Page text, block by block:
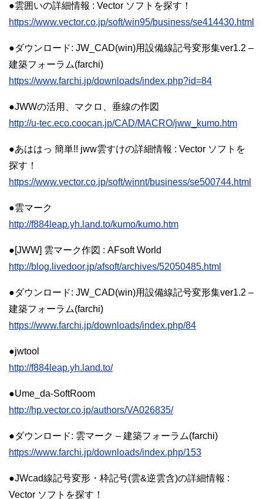
●雲囲いの詳細情報 : Vector ソフトを探す！
https://www.vector.co.jp/soft/win95/business/se414430.html
●ダウンロード: JW_CAD(win)用設備線記号変形集ver1.2 –
建築フォーラム(farchi)
https://www.farchi.jp/downloads/index.php?id=84
●JWWの活用、マクロ、垂線の作図
http://u-tec.eco.coocan.jp/CAD/MACRO/jww_kumo.htm
●あははっ 簡単!! jww雲すけの詳細情報 : Vector ソフトを
探す！
https://www.vector.co.jp/soft/winnt/business/se500744.html
●雲マーク
http://f884leap.yh.land.to/kumo/kumo.htm
●[JWW] 雲マーク作図 : AFsoft World
http://blog.livedoor.jp/afsoft/archives/52050485.html
●ダウンロード: JW_CAD(win)用設備線記号変形集ver1.2 –
建築フォーラム(farchi)
https://www.farchi.jp/downloads/index.php/84
●jwtool
http://f884leap.yh.land.to/
●Ume_da-SoftRoom
http://hp.vector.co.jp/authors/VA026835/
●ダウンロード: 雲マーク – 建築フォーラム(farchi)
https://www.farchi.jp/downloads/index.php/153
●JWcad線記号変形・枠記号(雲&逆雲含)の詳細情報 :
Vector ソフトを探す！